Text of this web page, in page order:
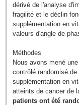
dérivé de l'analyse
fragilité et le déclin
supplémentation en
valeurs d'angle de
Méthodes
Nous avons mené
contrôlé randomisé
supplémentation en
atteints de cancer de
patients ont été